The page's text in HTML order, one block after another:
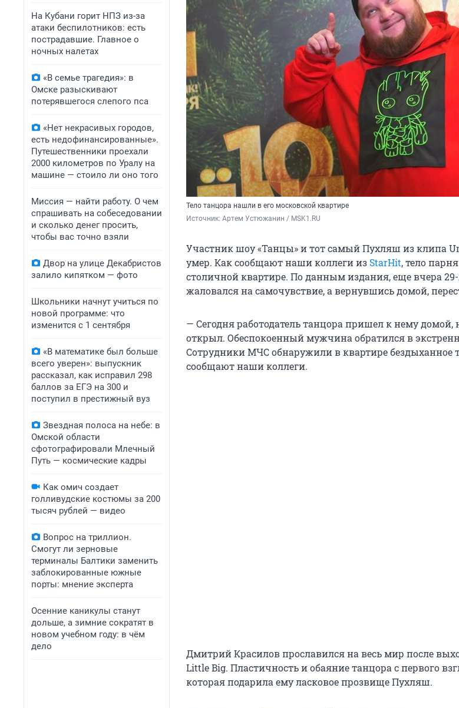
На Кубани горит НПЗ из-за
атаки беспилотников: есть
пострадавшие. Главное о
ночных налетах
«В семье трагедия»: в
Омске разыскивают
потерявшегося слепого пса
«Нет некрасивых городов,
есть недофинансированные».
Путешественники проехали
2000 километров по Уралу на
машине — стоило ли оно того
Миссия — найти работу. О чем
спрашивать на собеседовании
и сколько денег просить,
чтобы вас точно взяли
Двор на улице Декабристов
залило кипятком — фото
Школьники начнут учиться по
новой программе: что
изменится с 1 сентября
«В математике был больше
всего уверен»: выпускник
рассказал, как исправил 298
баллов за ЕГЭ на 300 и
поступил в престижный вуз
Звездная полоса на небе: в
Омской области
сфотографировали Млечный
Путь — космические кадры
Как омич создает
голливудские костюмы за 200
тысяч рублей — видео
Вопрос на триллион.
Смогут ли зерновые
терминалы Балтики заменить
заблокированные южные
порты: мнение эксперта
Осенние каникулы станут
дольше, а зимние сократят в
новом учебном году: в чём
дело
Тело танцора нашли в его московской квартире
Источник: Артем Устюжанин / MSK1.RU
Участник шоу «Танцы» и тот самый Пухляш из клипа
умер. Как сообщают наши коллеги из StarHit, тело
столичной квартире. По данным издания, еще вчера
жаловался на самочувствие, а вернувшись домой,
— Сегодня работодатель танцора пришел к нему домой,
открыл. Обеспокоенный мужчина обратился в
Сотрудники МЧС обнаружили в квартире бездыханное
сообщают наши коллеги.
Дмитрий Красилов прославился на весь мир после
Little Big. Пластичность и обаяние танцора с первого
которая подарила ему ласковое прозвище Пухляш.